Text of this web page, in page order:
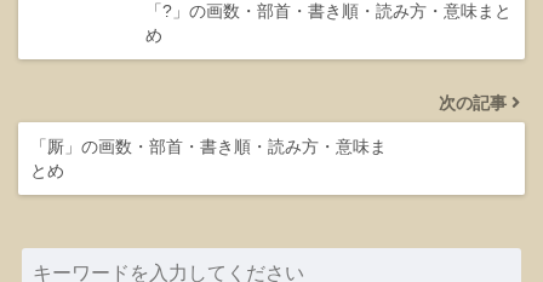
「?」の画数・部首・書き順・読み方・意味まと
め
次の記事
「厮」の画数・部首・書き順・読み方・意味ま
とめ